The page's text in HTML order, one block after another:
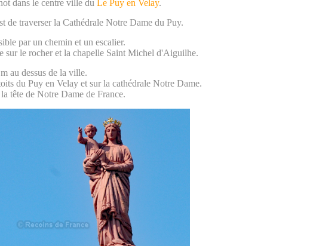
dans le centre ville du Le Puy en Velay.
de traverser la Cathédrale Notre Dame du Puy.
par un chemin et un escalier.
sur le rocher et la chapelle Saint Michel d'Aiguilhe.
au dessus de la ville.
du Puy en Velay et sur la cathédrale Notre Dame.
tête de Notre Dame de France.